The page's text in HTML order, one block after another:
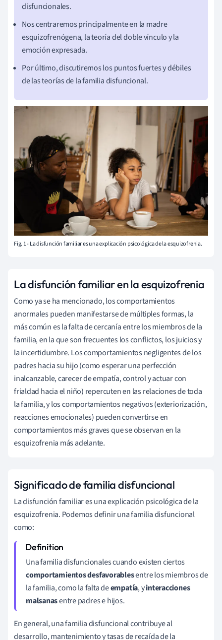
disfuncionales.
Nos centraremos principalmente en la madre
esquizofrenógena, la teoría del doble vínculo y la
emoción expresada.
Por último, discutiremos los puntos fuertes y débiles
de las teorías de la familia disfuncional.
Fig. 1 - La disfunción familiar es una explicación psicológica de la esquizofrenia.
La disfunción familiar en la esquizofrenia
Como ya se ha mencionado, los comportamientos
anormales pueden manifestarse de múltiples formas, la
más común es la falta de cercanía entre los miembros de la
familia, en la que son frecuentes los conflictos, los juicios y
la incertidumbre. Los comportamientos negligentes de los
padres hacia su hijo (como esperar una perfección
inalcanzable, carecer de empatía, control y actuar con
frialdad hacia el niño) repercuten en las relaciones de toda
la familia, y los comportamientos negativos (exteriorización,
reacciones emocionales) pueden convertirse en
comportamientos más graves que se observan en la
esquizofrenia más adelante.
Significado de familia disfuncional
La disfunción familiar es una explicación psicológica de la
esquizofrenia. Podemos definir una familia disfuncional
como:
Una familia disfuncionales cuando existen ciertos
comportamientos desfavorablesentre los miembros de
la familia, como la falta deempatía,yinteracciones
malsanasentre padres e hijos.
En general, una familia disfuncional contribuye al
desarrollo, mantenimiento y tasas de recaída de la